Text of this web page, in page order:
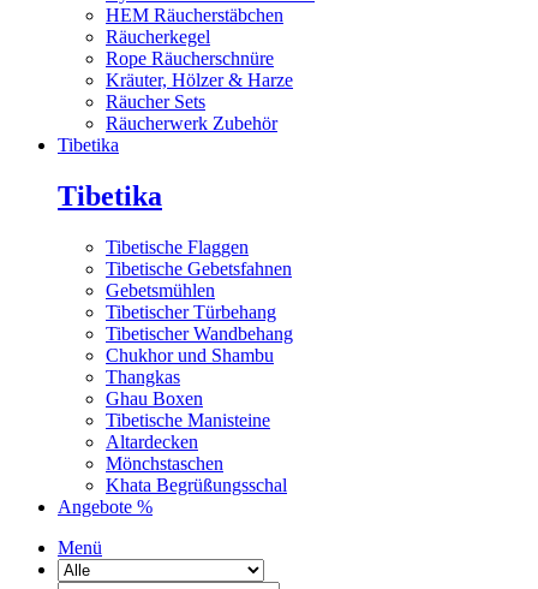
HEM Räucherstäbchen
Räucherkegel
Rope Räucherschnüre
Kräuter, Hölzer & Harze
Räucher Sets
Räucherwerk Zubehör
Tibetika
Tibetika
Tibetische Flaggen
Tibetische Gebetsfahnen
Gebetsmühlen
Tibetischer Türbehang
Tibetischer Wandbehang
Chukhor und Shambu
Thangkas
Ghau Boxen
Tibetische Manisteine
Altardecken
Mönchstaschen
Khata Begrüßungsschal
Angebote %
Menü